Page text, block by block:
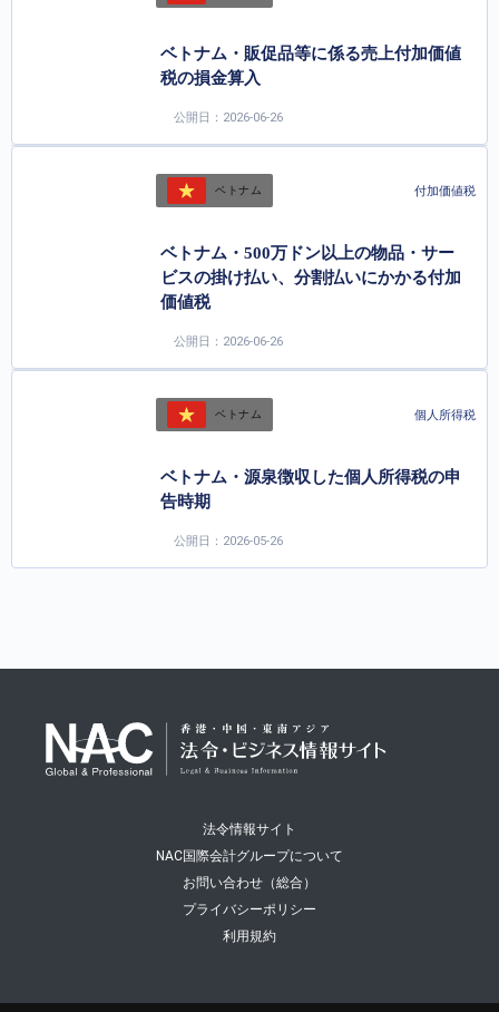
ベトナム・販促品等に係る売上付加価値
税の損金算入
公開日：2026-06-26
ベトナム 付加価値税
ベトナム・500万ドン以上の物品・サー
ビスの掛け払い、分割払いにかかる付加
価値税
公開日：2026-06-26
ベトナム 個人所得税
ベトナム・源泉徴収した個人所得税の申
告時期
公開日：2026-05-26
法令情報サイト
NAC国際会計グループについて
お問い合わせ（総合）
プライバシーポリシー
利用規約